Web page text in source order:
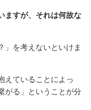
ますが、それは何故な
」を考えないといけま
えていることによっ
がる」ということが分